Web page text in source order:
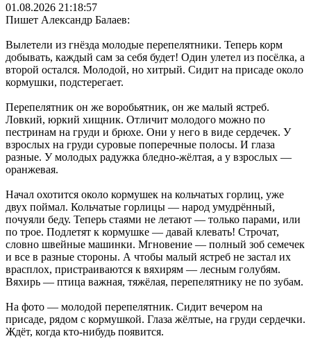
01.08.2026 21:18:57
Пишет Александр Балаев:
Вылетели из гнёзда молодые перепелятники. Теперь корм
добывать, каждый сам за себя будет! Один улетел из посёлка, а
второй остался. Молодой, но хитрый. Сидит на присаде около
кормушки, подстерегает.
Перепелятник он же воробьятник, он же малый ястреб.
Ловкий, юркий хищник. Отличит молодого можно по
пестринам на груди и брюхе. Они у него в виде сердечек. У
взрослых на груди суровые поперечные полосы. И глаза
разные. У молодых радужка бледно-жёлтая, а у взрослых —
оранжевая.
Начал охотится около кормушек на кольчатых горлиц, уже
двух поймал. Кольчатые горлицы — народ умудрённый,
почуяли беду. Теперь стаями не летают — только парами, или
по трое. Подлетят к кормушке — давай клевать! Строчат,
словно швейные машинки. Мгновение — полный зоб семечек
и все в разные стороны. А чтобы малый ястреб не застал их
врасплох, пристраиваются к вяхирям — лесным голубям.
Вяхирь — птица важная, тяжёлая, перепелятнику не по зубам.
На фото — молодой перепелятник. Сидит вечером на
присаде, рядом с кормушкой. Глаза жёлтые, на груди сердечки.
Ждёт, когда кто-нибудь появится.